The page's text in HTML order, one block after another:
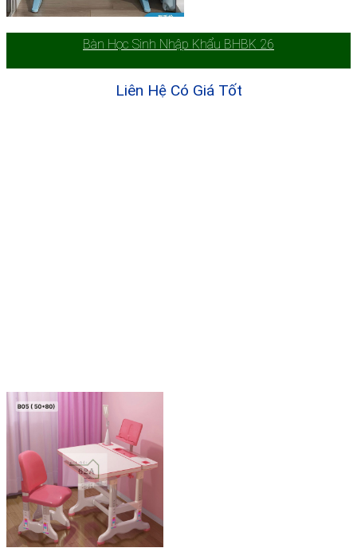
Bàn Học Sinh Nhập Khẩu BHBK 26
Liên Hệ Có Giá Tốt